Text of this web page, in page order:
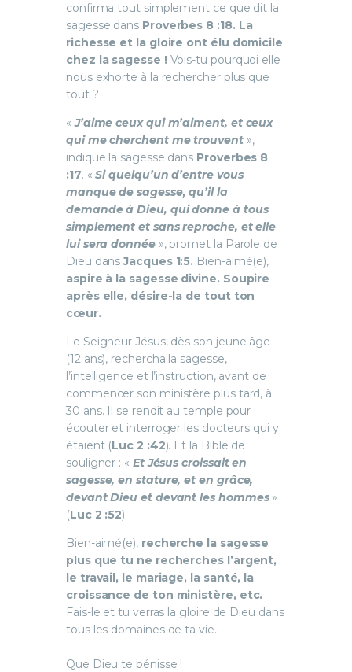
confirma tout simplement ce que dit la
sagesse dans Proverbes 8 :18. La
richesse et la gloire ont élu domicile
chez la sagesse !Vois-tu pourquoi elle
nous exhorte à la rechercher plus que
tout ?
«J’aime ceux qui m’aiment, et ceux
qui me cherchent me trouvent »,
indique la sagesse dans Proverbes 8
:17. «Si quelqu’un d’entre vous
manque de sagesse, qu’il la
demande à Dieu, qui donne à tous
simplement et sans reproche, et elle
lui sera donnée », promet la Parole de
Dieu dansJacques 1:5. Bien-aimé(e),
aspire à la sagesse divine. Soupire
après elle, désire-la de tout ton
cœur.
Le Seigneur Jésus, dès son jeune âge
(12 ans), rechercha la sagesse,
l’intelligence et l’instruction, avant de
commencer son ministère plus tard, à
30 ans. Il se rendit au temple pour
écouter et interroger les docteurs qui y
étaient (Luc 2 :42). Et la Bible de
souligner : « Et Jésus croissait en
sagesse, en stature, et en grâce,
devant Dieu et devant les hommes »
(Luc 2 :52).
Bien-aimé(e), recherche la sagesse
plus que tu ne recherches l’argent,
le travail, le mariage, la santé, la
croissance de ton ministère, etc.
Fais-le et tu verras la gloire de Dieu dans
tous les domaines de ta vie.
Que Dieu te bénisse !